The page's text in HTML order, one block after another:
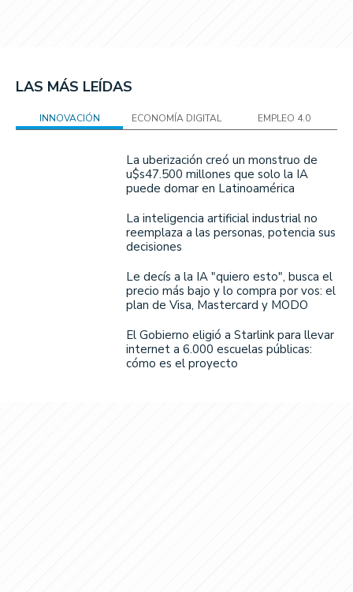
LAS MÁS LEÍDAS
INNOVACIÓN ECONOMÍA DIGITAL EMPLEO 4.0
La uberización creó un monstruo de
u$s47.500 millones que solo la IA
puede domar en Latinoamérica
La inteligencia artificial industrial no
reemplaza a las personas, potencia sus
decisiones
Le decís a la IA "quiero esto", busca el
precio más bajo y lo compra por vos: el
plan de Visa, Mastercard y MODO
El Gobierno eligió a Starlink para llevar
internet a 6.000 escuelas públicas:
cómo es el proyecto